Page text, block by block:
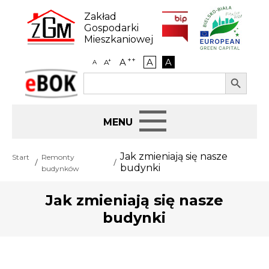
content
Zakład
Gospodarki
Mieszkaniowej
A A+ A++ A A
eBOK
Search
Search Button
Jak załatwić sprawę
Start
Remonty
budynków
Jak zmieniają się nasze
budynki
Jak zmieniają się nasze
budynki